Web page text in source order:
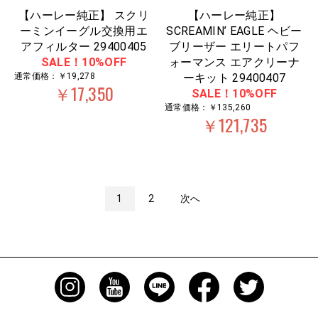
【ハーレー純正】 スクリ
ーミンイーグル交換用エ
アフィルター 29400405
SALE！10%OFF
通常価格：￥19,278
￥17,350
【ハーレー純正】
SCREAMIN’ EAGLE ヘビー
ブリーザー エリートパフ
ォーマンス エアクリーナ
ーキット 29400407
SALE！10%OFF
通常価格：￥135,260
￥121,735
1 2 次へ